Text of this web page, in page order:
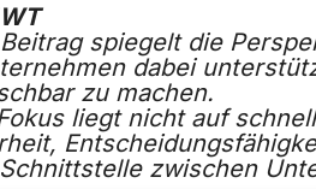
spiegelt die
dabei
zu machen.
liegt nicht auf
zwischen